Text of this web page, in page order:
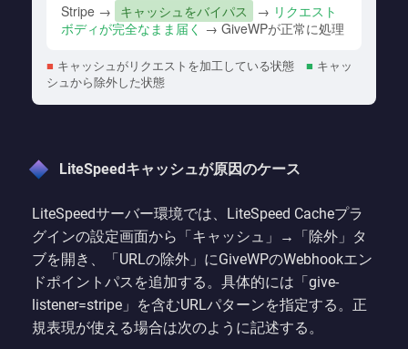
Stripe → キャッシュをバイパス → リクエスト
ボディが完全なまま届く→ GiveWPが正常に処理
■ キャッシュがリクエストを加工している状態 ■ キャッ
シュから除外した状態
LiteSpeedキャッシュが原因のケース
LiteSpeedサーバー環境では、LiteSpeed Cacheプラ
グインの設定画面から「キャッシュ」→「除外」タ
ブを開き、「URLの除外」にGiveWPのWebhookエン
ドポイントパスを追加する。具体的には「give-
listener=stripe」を含むURLパターンを指定する。正
規表現が使える場合は次のように記述する。